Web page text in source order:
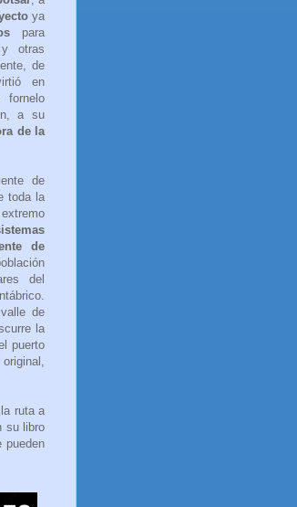
ya
para
y otras
de
en
a su
de la
de
toda la
de
del
de
la
puerto
ruta a
su libro
pueden